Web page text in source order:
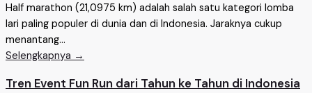
Half marathon (21,0975 km) adalah salah satu kategori lomba
lari paling populer di dunia dan di Indonesia. Jaraknya cukup
menantang...
Selengkapnya →
Tren Event Fun Run dari Tahun ke Tahun di Indonesia